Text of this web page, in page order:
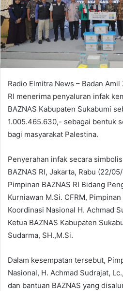
Radio Elmitra News – Badan Amil
RI menerima penyaluran infak
BAZNAS Kabupaten Sukabumi
1.005.465.630,- sebagai bentuk
bagi masyarakat Palestina.
Penyerahan infak secara
BAZNAS RI, Jakarta, Rabu (22/
Pimpinan BAZNAS RI Bidang
Kurniawan M.Si. CFRM,
Koordinasi Nasional H. Achmad
Ketua BAZNAS Kabupaten
Sudarma, SH.,M.Si.
Dalam kesempatan tersebut,
Nasional, H. Achmad Sudrajat,
dan bantuan BAZNAS yang